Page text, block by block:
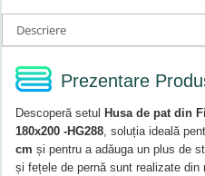
Descriere
Prezentare
Descoperă setul Husa de pat din
180x200 -HG288 , soluția ideală
cm și pentru a adăuga un plus de
și fețele de pernă sunt realizate